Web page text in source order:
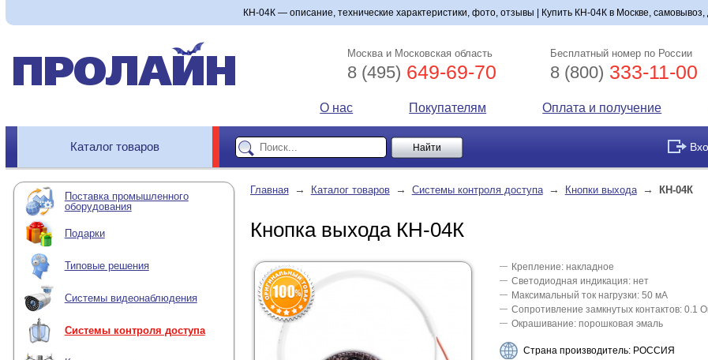
КН-04К — описание, технические характеристики, фото, отзывы | Купить КН-04К в Москве, самовывоз,
Москва и Московская область
8 (495) 649-69-70
Бесплатный номер по России
8 (800) 333-11-00
О нас Покупателям Оплата и получение
Каталог товаров
Поставка промышленного
оборудования
Подарки
Типовые решения
Системы видеонаблюдения
Системы контроля доступа
Главная → Каталог товаров → Системы контроля доступа → Кнопки выхода → КН-04К
Кнопка выхода КН-04К
Крепление: накладное
Светодиодная индикация: нет
Максимальный ток нагрузки: 50 мА
Сопротивление замкнутых контактов: 0.1
Окрашивание: порошковая эмаль
Страна производитель: РОССИЯ